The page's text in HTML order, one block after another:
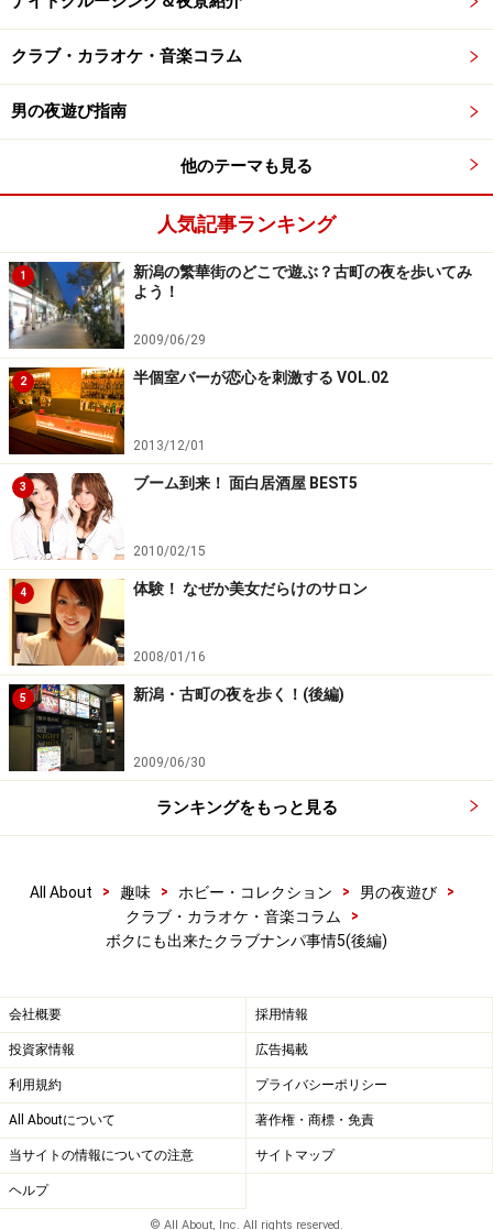
クラブ・カラオケ・音楽コラム
男の夜遊び指南
他のテーマも見る
人気記事ランキング
1
新潟の繁華街のどこで遊ぶ？古町の夜を歩いてみ
よう！
2009/06/29
2 半個室バーが恋心を刺激する VOL.02
2013/12/01
3 ブーム到来！ 面白居酒屋 BEST5
2010/02/15
4 体験！ なぜか美女だらけのサロン
2008/01/16
5 新潟・古町の夜を歩く！(後編)
2009/06/30
ランキングをもっと見る
All About > 趣味 > ホビー・コレクション > 男の夜遊び
>
クラブ・カラオケ・音楽コラム
>
ボクにも出来たクラブナンパ事情5(後編)
会社概要 採用情報
投資家情報 広告掲載
利用規約 プライバシーポリシー
All Aboutについて 著作権・商標・免責
当サイトの情報についての注意 サイトマップ
ヘルプ
© All About, Inc. All rights reserved.